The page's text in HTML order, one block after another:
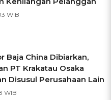
WIB
Baja China Dibiarkan,
PT Krakatau Osaka
Disusul Perusahaan Lain
WIB